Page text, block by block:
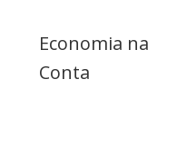
Economia na
Conta